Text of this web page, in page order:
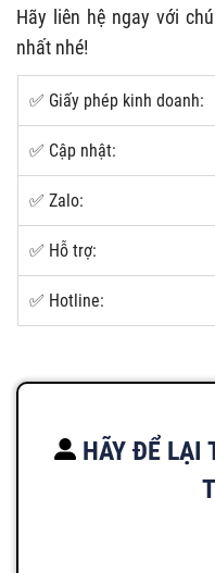
Hãy liên hệ ngay với
nhất nhé!
✅ Giấy phép kinh doanh:
✅ Cập nhật:
✅ Zalo:
✅ Hỗ trợ:
✅ Hotline:
HÃY ĐỂ LẠI